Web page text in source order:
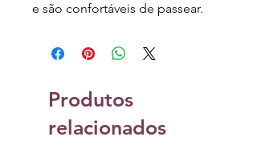
e são confortáveis de passear.
Produtos
relacionados